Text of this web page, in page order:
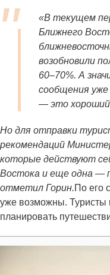
«В текущем
Ближнего
возобновили
60–70%. А
сообщения уже
— это
Но для отправки
рекомендаций
которые действуют
Востока и еще одна —
отметил Горин. По его
уже возможны. Туристы
планировать